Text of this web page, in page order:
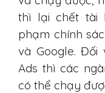
thì lại chết tài
phạm chính
và Google. Đối
Ads thì các
có thể chạy